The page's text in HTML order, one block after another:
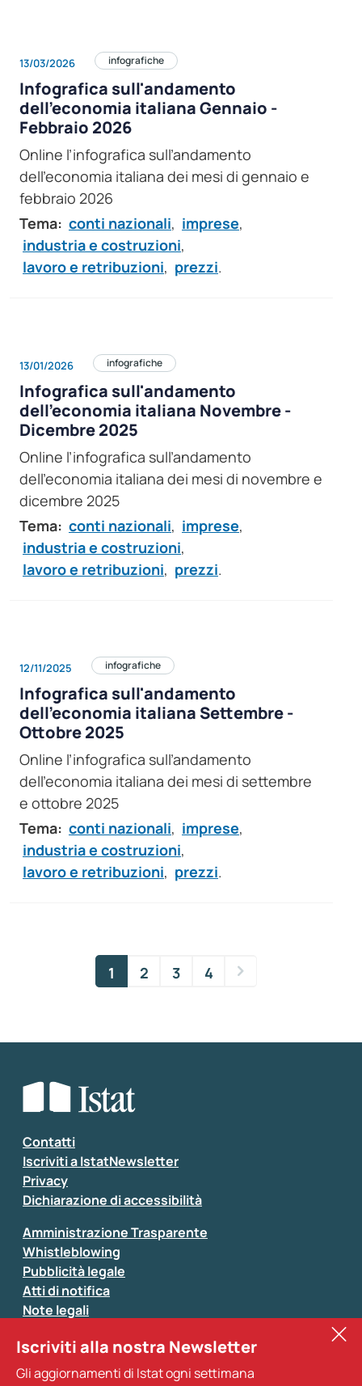
13/03/2026 infografiche
Infografica sull'andamento
dell’economia italiana Gennaio -
Febbraio 2026
Online l’infografica sull’andamento
dell’economia italiana dei mesi di gennaio e
febbraio 2026
Tema: conti nazionali, imprese,
industria e costruzioni,
lavoro e retribuzioni, prezzi.
13/01/2026 infografiche
Infografica sull'andamento
dell’economia italiana Novembre -
Dicembre 2025
Online l’infografica sull’andamento
dell’economia italiana dei mesi di novembre e
dicembre 2025
Tema: conti nazionali, imprese,
industria e costruzioni,
lavoro e retribuzioni, prezzi.
12/11/2025 infografiche
Infografica sull'andamento
dell’economia italiana Settembre -
Ottobre 2025
Online l’infografica sull’andamento
dell’economia italiana dei mesi di settembre
e ottobre 2025
Tema: conti nazionali, imprese,
industria e costruzioni,
lavoro e retribuzioni, prezzi.
1 2 3 4
Contatti
Iscriviti a IstatNewsletter
Privacy
Dichiarazione di accessibilità
Amministrazione Trasparente
Whistleblowing
Pubblicità legale
Atti di notifica
Note legali
Sistan
Altri servizi
Iscriviti alla nostra Newsletter
Gli aggiornamenti di Istat ogni settimana